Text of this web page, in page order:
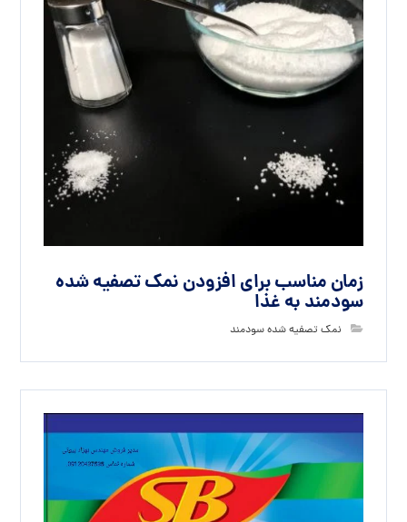
زمان مناسب برای افزودن نمک تصفیه شده
سودمند به غذا
نمک تصفیه شده سودمند